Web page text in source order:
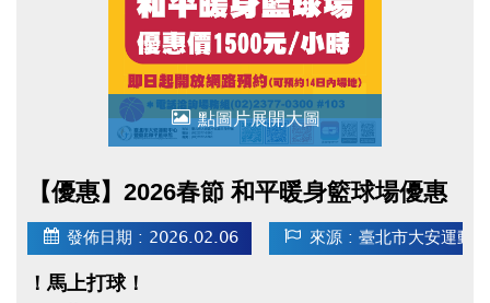
車，且費用會一直累績計算！
點圖片展開大圖
【優惠】2026春節 和平暖身籃球場優惠
發佈日期 : 2026.02.06 來源 : 臺北市大安運動
！馬上打球！